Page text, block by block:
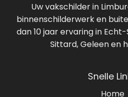
Uw vakschilder in
binnenschilderwerk en
dan 10 jaar ervaring in
Sittard, Geleen en
Snelle
Home